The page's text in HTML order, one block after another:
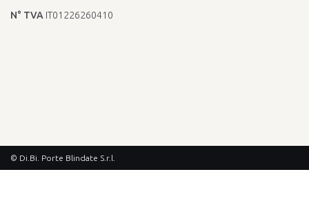
N° TVA IT01226260410
© Di.Bi. Porte Blindate S.r.l.